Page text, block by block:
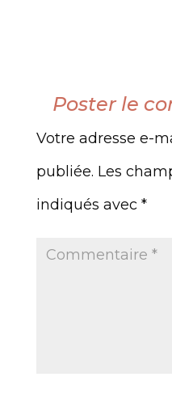
Poster le
Votre adresse e-
publiée. Les
indiqués avec *